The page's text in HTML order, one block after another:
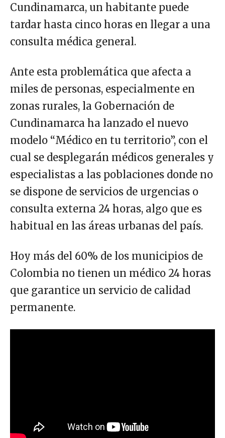
Cundinamarca, un habitante puede
tardar hasta cinco horas en llegar a una
consulta médica general.
Ante esta problemática que afecta a
miles de personas, especialmente en
zonas rurales, la Gobernación de
Cundinamarca ha lanzado el nuevo
modelo “Médico en tu territorio”, con el
cual se desplegarán médicos generales y
especialistas a las poblaciones donde no
se dispone de servicios de urgencias o
consulta externa 24 horas, algo que es
habitual en las áreas urbanas del país.
Hoy más del 60% de los municipios de
Colombia no tienen un médico 24 horas
que garantice un servicio de calidad
permanente.